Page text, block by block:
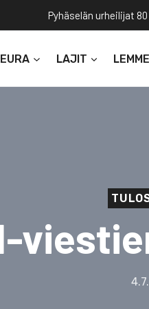
Pyhäselän urheilijat
LAJIT